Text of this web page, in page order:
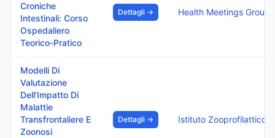
Croniche
Intestinali: Corso
Ospedaliero
Teorico-Pratico
Dettagli →
Modelli Di
Valutazione
Dell’Impatto Di
Malattie
Transfrontaliere E
Zoonosi
Dettagli →